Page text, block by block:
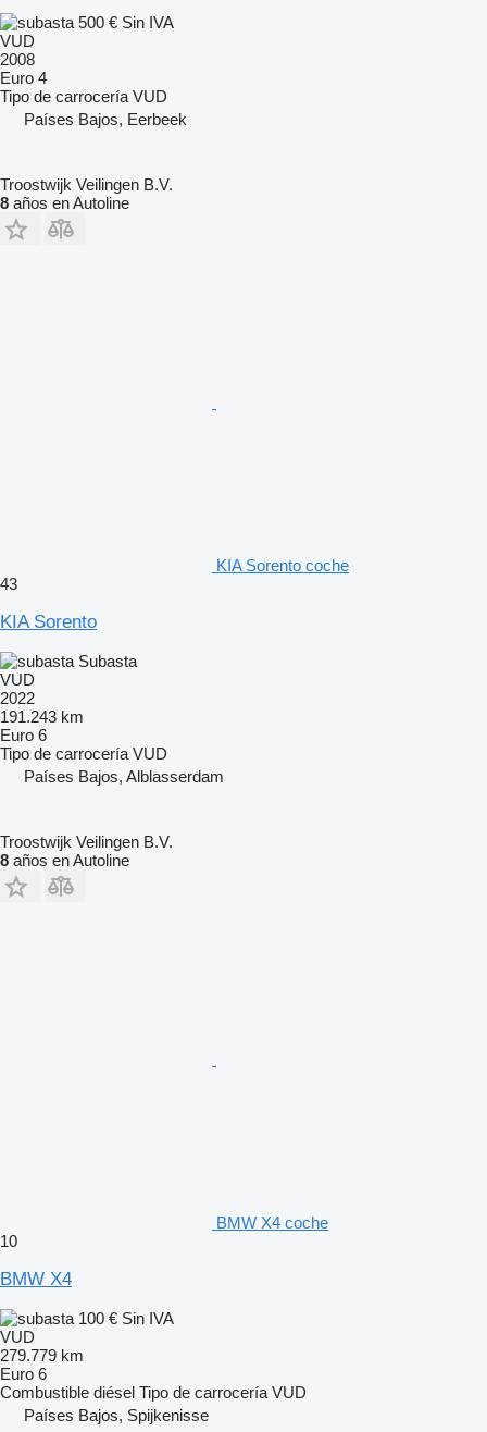
500 € Sin IVA
VUD
2008
Euro 4
Tipo de carrocería VUD
Países Bajos, Eerbeek
Troostwijk Veilingen B.V.
8 años en Autoline
KIA Sorento coche
43
KIA Sorento
Subasta
VUD
2022
191.243 km
Euro 6
Tipo de carrocería VUD
Países Bajos, Alblasserdam
Troostwijk Veilingen B.V.
8 años en Autoline
BMW X4 coche
10
BMW X4
100 € Sin IVA
VUD
279.779 km
Euro 6
Combustible diésel Tipo de carrocería VUD
Países Bajos, Spijkenisse